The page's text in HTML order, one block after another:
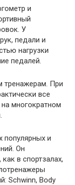
и
У
педали и
нагрузки
педалей.
тренажерам. При
все
многократном
популярных и
Он
в спортзалах,
Schwinn, Body